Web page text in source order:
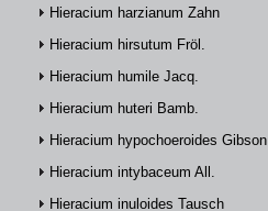
Hieracium harzianum Zahn
Hieracium hirsutum Fröl.
Hieracium humile Jacq.
Hieracium huteri Bamb.
Hieracium hypochoeroides Gibson
Hieracium intybaceum All.
Hieracium inuloides Tausch